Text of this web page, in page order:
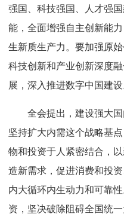
强国、科技强国、人才强
能，全面增强自主创新能
生新质生产力。要加强原
科技创新和产业创新深度
展，深入推进数字中国建设
全会提出，建设强大
坚持扩大内需这个战略基
物和投资于人紧密结合，
造新需求，促进消费和投
内大循环内生动力和可靠
资，坚决破除阻碍全国统